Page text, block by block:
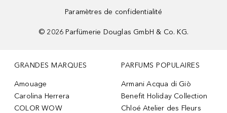
Paramètres de confidentialité
© 2026 Parfümerie Douglas GmbH & Co. KG.
GRANDES MARQUES
Amouage
Carolina Herrera
COLOR WOW
PARFUMS POPULAIRES
Armani Acqua di Giò
Benefit Holiday Collection
Chloé Atelier des Fleurs